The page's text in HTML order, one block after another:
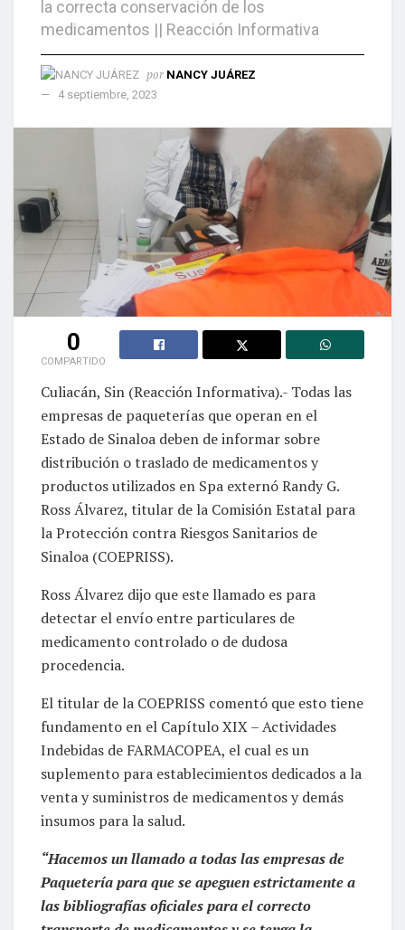
la correcta conservación de los
medicamentos || Reacción Informativa
por NANCY JUÁREZ
4 septiembre, 2023
0
COMPARTIDO
Culiacán, Sin (Reacción Informativa).- Todas las
empresas de paqueterías que operan en el
Estado de Sinaloa deben de informar sobre
distribución o traslado de medicamentos y
productos utilizados en Spa externó Randy G.
Ross Álvarez, titular de la Comisión Estatal para
la Protección contra Riesgos Sanitarios de
Sinaloa (COEPRISS).
Ross Álvarez dijo que este llamado es para
detectar el envío entre particulares de
medicamento controlado o de dudosa
procedencia.
El titular de la COEPRISS comentó que esto tiene
fundamento en el Capítulo XIX – Actividades
Indebidas de FARMACOPEA, el cual es un
suplemento para establecimientos dedicados a la
venta y suministros de medicamentos y demás
insumos para la salud.
“Hacemos un llamado a todas las empresas de
Paquetería para que se apeguen estrictamente a
las bibliografías oficiales para el correcto